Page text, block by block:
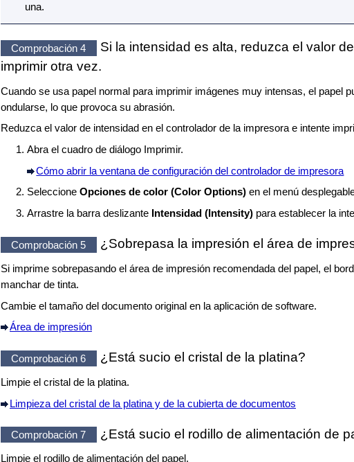
una.
Comprobación 4
Si la intensidad es alta, reduzca el valor
imprimir otra vez.
Cuando se usa papel normal para imprimir imágenes muy intensas, el papel
ondularse, lo que provoca su abrasión.
Reduzca el valor de intensidad en el controlador de la impresora e intente
Abra el cuadro de diálogo Imprimir.
Cómo abrir la ventana de configuración del controlador de impresora
SeleccioneOpciones de color (Color Options) en el menú
Arrastre la barra deslizante Intensidad (Intensity) para establecer la
Comprobación 5 ¿Sobrepasa la impresión el área de
Si imprime sobrepasando el área de impresión recomendada del papel, el
manchar de tinta.
Cambie el tamaño del documento original en la aplicación de software.
Área de impresión
Comprobación 6 ¿Está sucio el cristal de la platina?
Limpie el cristal de la platina.
Limpieza del cristal de la platina y de la cubierta de documentos
Comprobación 7 ¿Está sucio el rodillo de alimentación de
Limpie el rodillo de alimentación del papel .